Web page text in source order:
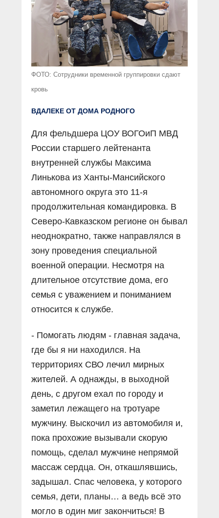
ФОТО: Сотрудники временной группировки сдают
кровь
ВДАЛЕКЕ ОТ ДОМА РОДНОГО
Для фельдшера ЦОУ ВОГОиП МВД
России старшего лейтенанта
внутренней службы Максима
Линькова из Ханты-Мансийского
автономного округа это 11-я
продолжительная командировка. В
Северо-Кавказском регионе он бывал
неоднократно, также направлялся в
зону проведения специальной
военной операции. Несмотря на
длительное отсутствие дома, его
семья с уважением и пониманием
относится к службе.
- Помогать людям - главная задача,
где бы я ни находился. На
территориях СВО лечил мирных
жителей. А однажды, в выходной
день, с другом ехал по городу и
заметил лежащего на тротуаре
мужчину. Выскочил из автомобиля и,
пока прохожие вызывали скорую
помощь, сделал мужчине непрямой
массаж сердца. Он, откашлявшись,
задышал. Спас человека, у которого
семья, дети, планы… а ведь всё это
могло в один миг закончиться! В